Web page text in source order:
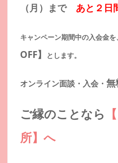
（月）まで あと２日
キャンペーン期間中の入会金
OFF】
とします。
オンライン面談・入会・ 無
ご縁のことなら
所】へ